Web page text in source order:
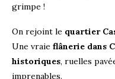
grimpe !
On rejoint le quartier
Une vraie flânerie dans
historiques, ruelles
imprenables.